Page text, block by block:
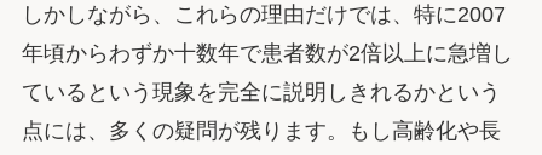
しかしながら、これらの理由だけでは、特に2007
年頃からわずか十数年で患者数が2倍以上に急増し
ているという現象を完全に説明しきれるかという
点には、多くの疑問が残ります。もし高齢化や長